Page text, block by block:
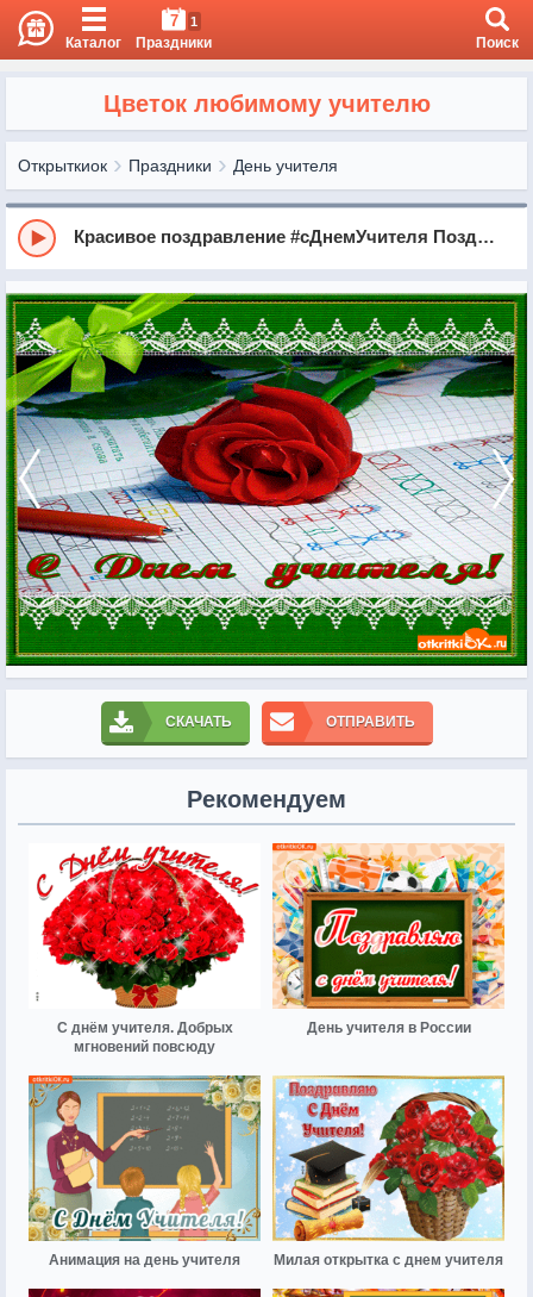
Каталог
7 1
Праздники Поиск
Цветок любимому учителю
Открыткиок Праздники День учителя
Красивое поздравление #сДнемУчителя Поздравить учителя с праздником
СКАЧАТЬ ОТПРАВИТЬ
Рекомендуем
С днём учителя. Добрых
мгновений повсюду
День учителя в России
Анимация на день учителя Милая открытка с днем учителя